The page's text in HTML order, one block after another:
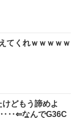
てくれｗｗｗｗｗ
けどもう諦めよ
なんでG36C